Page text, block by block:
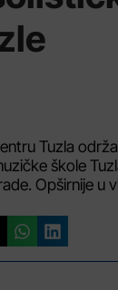
Tuzla
škole
Opširnije